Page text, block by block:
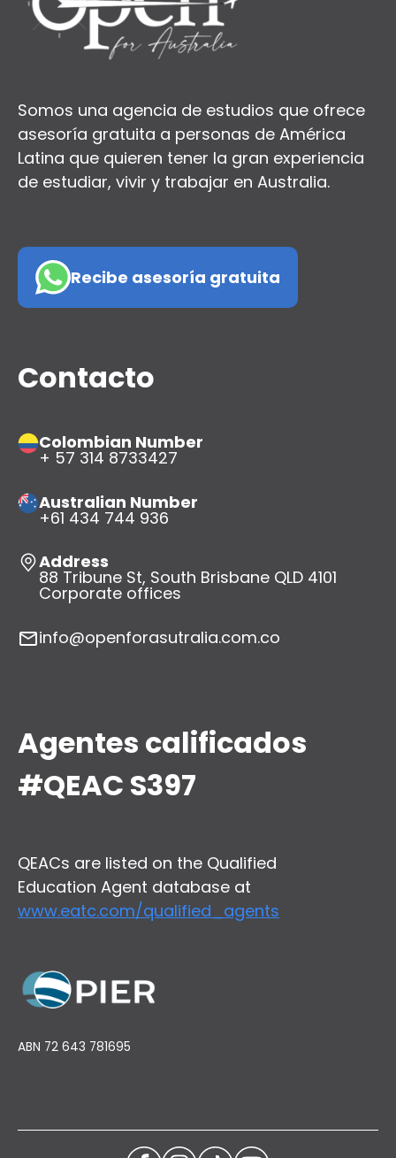
Somos una agencia de estudios que ofrece
asesoría gratuita a personas de América
Latina que quieren tener la gran experiencia
de estudiar, vivir y trabajar en Australia.
Recibe asesoría gratuita
Contacto
Colombian Number
+ 57 314 8733427
Australian Number
+61 434 744 936
Address
88 Tribune St, South Brisbane QLD 4101
Corporate offices
info@openforasutralia.com.co
Agentes calificados
#QEAC S397
QEACs are listed on the Qualified
Education Agent database at
www.eatc.com/qualified_agents
ABN 72 643 781695